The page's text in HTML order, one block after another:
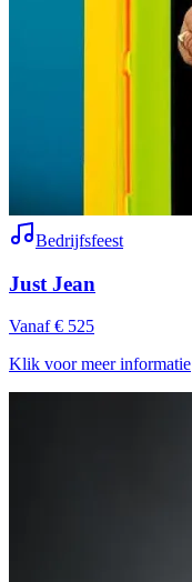
Bedrijfsfeest
Just Jean
Vanaf € 525
Klik voor meer informatie